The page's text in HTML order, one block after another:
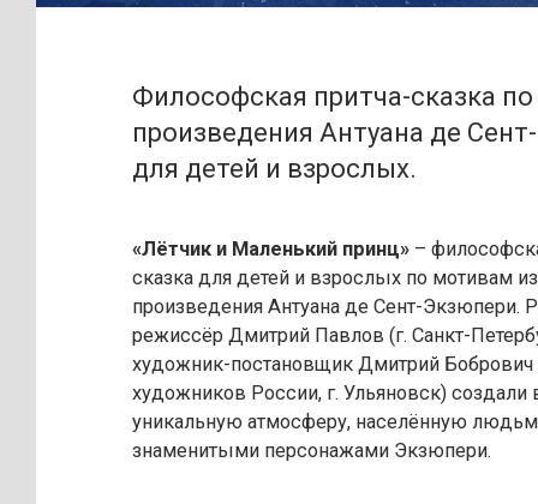
Философская притча-сказка
произведения Антуана де
для детей и взрослых.
«Лётчик и Маленький принц» –
сказка для детей и взрослых по мотивам
произведения Антуана де Сент-Экзюпери.
режиссёр Дмитрий Павлов (г. Санкт-
художник-постановщик Дмитрий Бобрович
художников России, г. Ульяновск) создали
уникальную атмосферу, населённую
знаменитыми персонажами Экзюпери.